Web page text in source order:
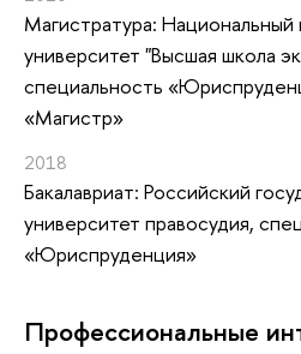
Магистратура: Национальный
университет "Высшая школа
специальность
«Магистр»
2018
Бакалавриат: Российский
университет правосудия,
«Юриспруденция»
Профессиональные